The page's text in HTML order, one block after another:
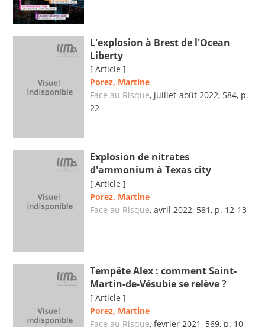
L'explosion à Brest de l'Ocean
Liberty
[ Article ]
Porez, Martine
Face au Risque, juillet-août 2022, 584, p.
22
Explosion de nitrates
d'ammonium à Texas city
[ Article ]
Porez, Martine
Face au Risque, avril 2022, 581, p. 12-13
Tempête Alex : comment Saint-
Martin-de-Vésubie se relève ?
[ Article ]
Porez, Martine
Face au Risque, fevrier 2021, 569, p. 10-